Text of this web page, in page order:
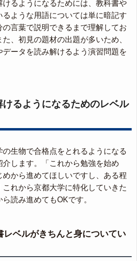
るようになるためには、教科書や
るような用語については単に暗記す
の言葉で説明できるまで理解してお
、初見の題材の出題が多いため、
データを読み解けるよう演習問題を
るようになるためのレベル
の生物で合格点をとれるようになる
します。「これから勉強を始め
めから進めてほしいですし、ある程
これから京都大学に特化していきた
読み進めてもOKです。
レベルがきちんと身についてい